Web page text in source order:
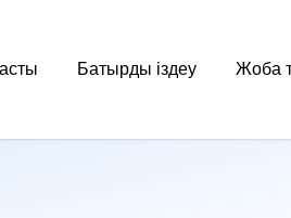
Батырды іздеу Жоба